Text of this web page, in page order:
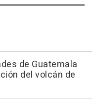
de Guatemala
del volcán de